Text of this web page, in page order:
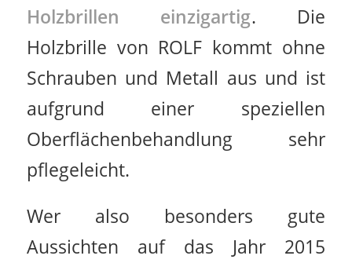
Holzbrillen einzigartig. Die
Holzbrille von ROLF kommt ohne
Schrauben und Metall aus und ist
aufgrund einer speziellen
Oberflächenbehandlung sehr
pflegeleicht.
Wer also besonders gute
Aussichten auf das Jahr 2015